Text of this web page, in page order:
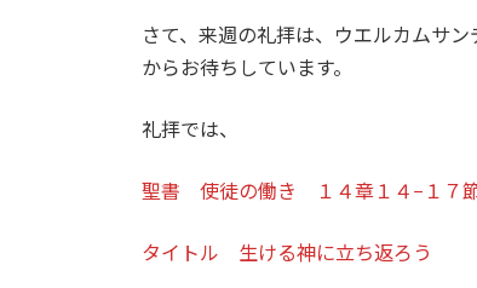
時
:
さて、来週の礼拝は、ウエルカムサ
からお待ちしています。
礼拝では、
聖書 使徒の働き １４章１４−１７
タイトル 生ける神に立ち返ろう